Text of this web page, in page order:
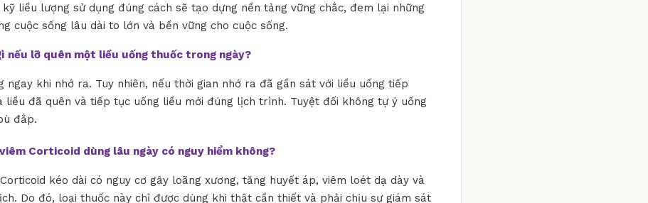
liều lượng sử dụng đúng cách sẽ tạo dựng nền tảng vững chắc, đem lại những
cuộc sống lâu dài to lớn và bền vững cho cuộc sống.
nếu lỡ quên một liều uống thuốc trong ngày?
ngay khi nhớ ra. Tuy nhiên, nếu thời gian nhớ ra đã gần sát với liều uống tiếp
liều đã quên và tiếp tục uống liều mới đúng lịch trình. Tuyệt đối không tự ý uống
đắp.
Corticoid dùng lâu ngày có nguy hiểm không?
kéo dài có nguy cơ gây loãng xương, tăng huyết áp, viêm loét dạ dày và
Do đó, loại thuốc này chỉ được dùng khi thật cần thiết và phải chịu sự giám sát